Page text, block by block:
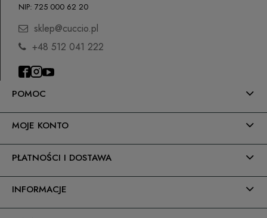
POMOC
MOJE KONTO
PŁATNOŚCI I DOSTAWA
INFORMACJE
NIP: 725 000 62 20
sklep@cuccio.pl
+48 512 041 222